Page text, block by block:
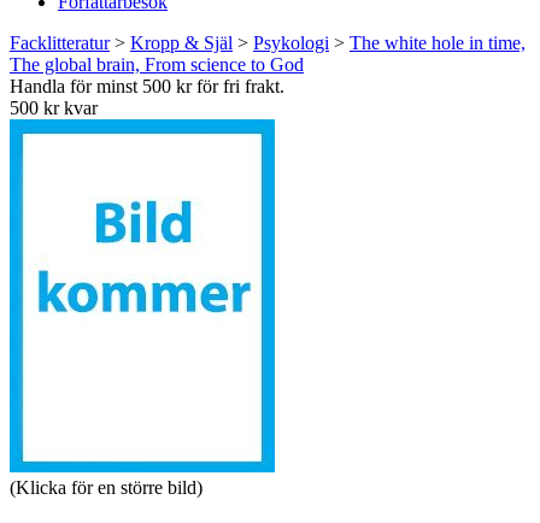
Facklitteratur> Kropp & Själ > Psykologi > The white hole in time,
The global brain, From science to God
Handla för minst 500 kr för fri frakt.
500 kr kvar
(Klicka för en större bild)